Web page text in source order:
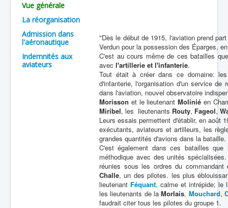
Organisation
Avions
Personnels
Formation
Vue générale
La réorganisation
Admission dans
l'aéronautique
Indemnités aux
aviateurs
"Dès le début de 1915, l'aviation prend
Verdun pour la possession des Éparges,
C'est au cours même de ces batailles
avec l'artillerie et l'infanterie.
Tout était à créer dans ce domaine:
d'infanterie, l'organisation d'un service de
dans l'aviation, nouvel observatoire
Morisson et le lieutenantMolinié en
Miribel, les lieutenants Routy, Fageol,
Leurs essais permettent d'établir, en août
exécutants, aviateurs et artilleurs, les
grandes quantités d'avions dans la bataille.
C'est également dans ces batailles
méthodique avec des unités
réunies sous les ordres du
Challe, un des pilotes. les plus
lieutenant Féquant, calme et intrépide; le
les lieutenants de laMorIais, Mouchard,
faudrait citer tous les pilotes du groupe 1.